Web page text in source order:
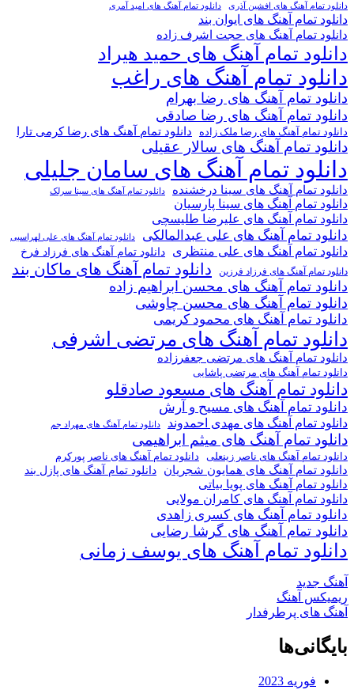
دانلود تمام آهنگ های افشین آذری دانلود تمام آهنگ های امید آمری
دانلود تمام آهنگ های ایوان بند
دانلود تمام آهنگ های حجت اشرف زاده
دانلود تمام آهنگ های حمید هیراد
دانلود تمام آهنگ های راغب
دانلود تمام آهنگ های رضا بهرام
دانلود تمام آهنگ های رضا صادقی
دانلود تمام آهنگ های رضا ملک زاده دانلود تمام آهنگ های رضا کرمی تارا
دانلود تمام آهنگ های سالار عقیلی
دانلود تمام آهنگ های سامان جلیلی
دانلود تمام آهنگ های سینا درخشنده دانلود تمام آهنگ های سینا سرلک
دانلود تمام آهنگ های سینا پارسیان
دانلود تمام آهنگ های علیرضا طلیسچی
دانلود تمام آهنگ های علی عبدالمالکی دانلود تمام آهنگ های علی لهراسبی
دانلود تمام آهنگ های علی منتظری دانلود تمام آهنگ های فرزاد فرخ
دانلود تمام آهنگ های فرزاد فرزین دانلود تمام آهنگ های ماکان بند
دانلود تمام آهنگ های محسن ابراهیم زاده
دانلود تمام آهنگ های محسن چاوشی
دانلود تمام آهنگ های محمود کریمی
دانلود تمام آهنگ های مرتضی اشرفی
دانلود تمام آهنگ های مرتضی جعفرزاده
دانلود تمام آهنگ های مرتضی پاشایی
دانلود تمام آهنگ های مسعود صادقلو
دانلود تمام آهنگ های مسیح و آرش
دانلود تمام آهنگ های مهدی احمدوند دانلود تمام آهنگ های مهراد جم
دانلود تمام آهنگ های میثم ابراهیمی
دانلود تمام آهنگ های ناصر زینعلی دانلود تمام آهنگ های ناصر پورکرم
دانلود تمام آهنگ های همایون شجریان دانلود تمام آهنگ های پازل بند
دانلود تمام آهنگ های پویا بیاتی
دانلود تمام آهنگ های کامران مولایی
دانلود تمام آهنگ های کسری زاهدی
دانلود تمام آهنگ های گرشا رضایی
دانلود تمام آهنگ های یوسف زمانی
آهنگ جدید
ریمیکس آهنگ
آهنگ های پرطرفدار
بایگانی‌ها
فوریه 2023